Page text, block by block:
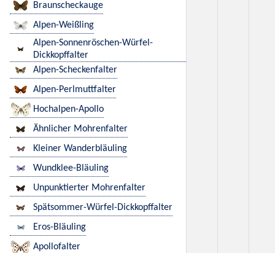
Braunscheckauge
Alpen-Weißling
Alpen-Sonnenröschen-Würfel-
Dickkopffalter
Alpen-Scheckenfalter
Alpen-Perlmuttfalter
Hochalpen-Apollo
Ähnlicher Mohrenfalter
Kleiner Wanderbläuling
Wundklee-Bläuling
Unpunktierter Mohrenfalter
Spätsommer-Würfel-Dickkopffalter
Eros-Bläuling
Apollofalter